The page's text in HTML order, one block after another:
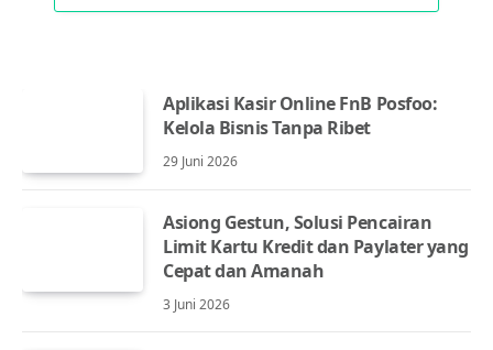
Aplikasi Kasir Online FnB Posfoo:
Kelola Bisnis Tanpa Ribet
29 Juni 2026
Asiong Gestun, Solusi Pencairan
Limit Kartu Kredit dan Paylater yang
Cepat dan Amanah
3 Juni 2026